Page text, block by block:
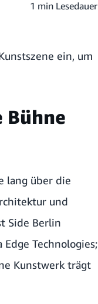
1 min Lesedauer
ein, um
Bühne
lang über die
und
Side Berlin
Technologies;
Kunstwerk trägt